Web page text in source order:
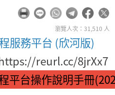
瀏覽人次：31,510 人
服務平台 (欣河版)
reurl.cc/8jrXx7
平台操作說明手冊